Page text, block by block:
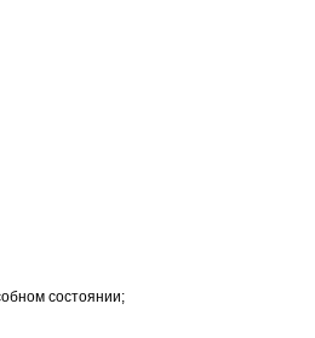
состоянии;